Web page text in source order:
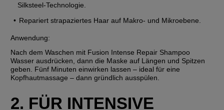
Silksteel‑Technologie.
Repariert strapaziertes Haar auf Makro- und Mikroebene.
Anwendung:
Nach dem Waschen mit Fusion Intense Repair Shampoo
Wasser ausdrücken, dann die Maske auf Längen und Spitzen
geben. Fünf Minuten einwirken lassen – ideal für eine
Kopfhautmassage – dann gründlich ausspülen.
2. FÜR INTENSIVE